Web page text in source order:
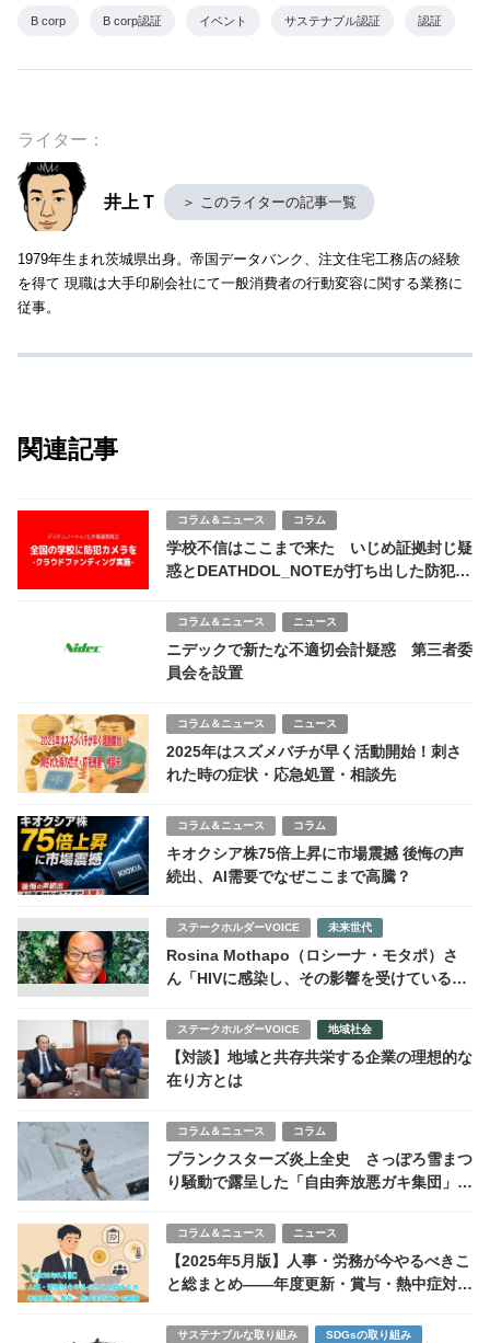
B corp B corp認証 イベント サステナブル認証 認証
ライター：
井上 T ＞ このライターの記事一覧
1979年生まれ茨城県出身。帝国データバンク、注文住宅工務店の経験
を得て 現職は大手印刷会社にて一般消費者の行動変容に関する業務に
従事。
関連記事
コラム＆ニュース コラム
学校不信はここまで来た いじめ証拠封じ疑
惑とDEATHDOL_NOTEが打ち出した防犯カ
コラム＆ニュース ニュース
ニデックで新たな不適切会計疑惑 第三者委
員会を設置
コラム＆ニュース ニュース
2025年はスズメバチが早く活動開始！刺さ
れた時の症状・応急処置・相談先
コラム＆ニュース コラム
キオクシア株75倍上昇に市場震撼 後悔の声
続出、AI需要でなぜここまで高騰？
ステークホルダーVOICE 未来世代
Rosina Mothapo（ロシーナ・モタポ）さ
ん「HIVに感染し、その影響を受けている女
い」ステークホルダーVOICE 地域社会
【対談】地域と共存共栄する企業の理想的な
在り方とは
コラム＆ニュース コラム
プランクスターズ炎上全史 さっぽろ雪まつ
り騒動で露呈した「自由奔放悪ガキ集団」の
コラム＆ニュース ニュース
【2025年5月版】人事・労務が今やるべきこ
と総まとめ――年度更新・賞与・熱中症対策
サステナブルな取り組み SDGsの取り組み